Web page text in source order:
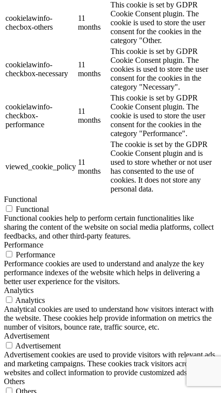
cookielawinfo-
checbox-others
11
months
This cookie is set by GDPR
Cookie Consent plugin. The
cookie is used to store the user
consent for the cookies in the
category "Other.
cookielawinfo-
checkbox-necessary
11
months
This cookie is set by GDPR
Cookie Consent plugin. The
cookies is used to store the user
consent for the cookies in the
category "Necessary".
cookielawinfo-
checkbox-
performance
11
months
This cookie is set by GDPR
Cookie Consent plugin. The
cookie is used to store the user
consent for the cookies in the
category "Performance".
viewed_cookie_policy
11
months
The cookie is set by the GDPR
Cookie Consent plugin and is
used to store whether or not user
has consented to the use of
cookies. It does not store any
personal data.
Functional
Functional
Functional cookies help to perform certain functionalities like
sharing the content of the website on social media platforms, collect
feedbacks, and other third-party features.
Performance
Performance
Performance cookies are used to understand and analyze the key
performance indexes of the website which helps in delivering a
better user experience for the visitors.
Analytics
Analytics
Analytical cookies are used to understand how visitors interact with
the website. These cookies help provide information on metrics the
number of visitors, bounce rate, traffic source, etc.
Advertisement
Advertisement
Advertisement cookies are used to provide visitors with relevant ads
and marketing campaigns. These cookies track visitors across
websites and collect information to provide customized ads.
Others